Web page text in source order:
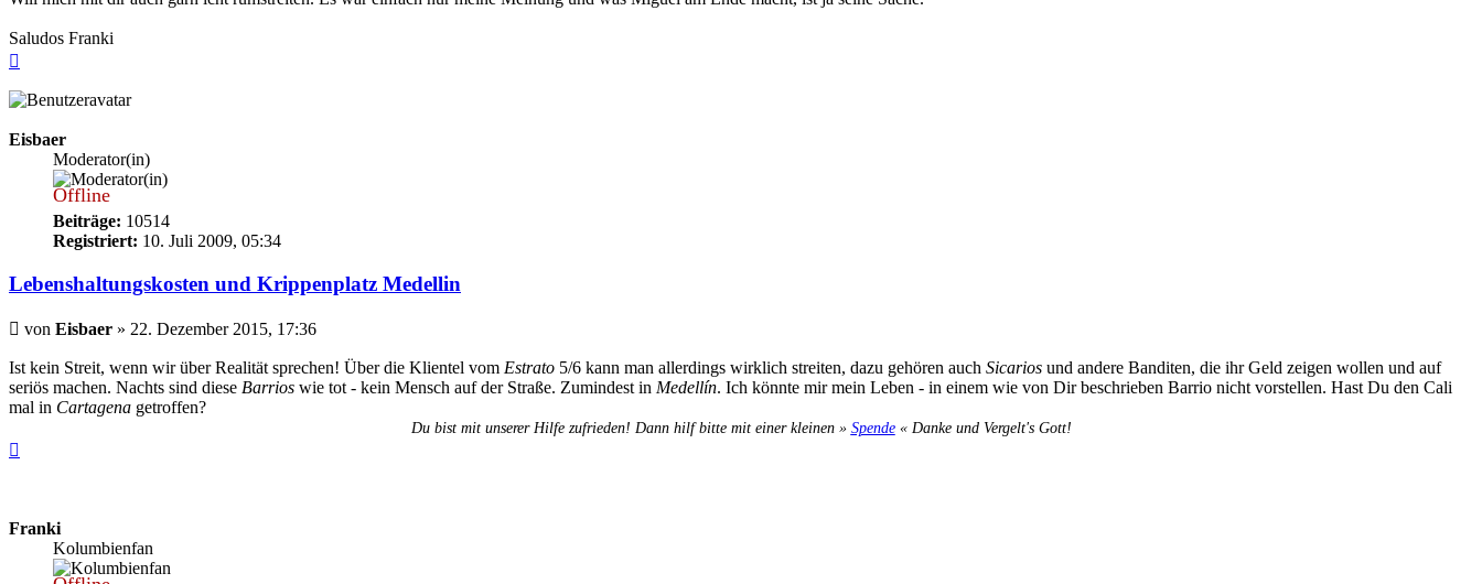
Saludos Franki
Eisbaer
Moderator(in)
Offline
Beiträge: 10514
Registriert: 10. Juli 2009, 05:34
Lebenshaltungskosten und Krippenplatz Medellin
Beitrag
von Eisbaer » 22. Dezember 2015, 17:36
Ist kein Streit, wenn wir über Realität sprechen! Über die Klientel vom Estrato 5/6 kann man allerdings wirklich streiten, dazu gehören auch Sicarios und andere Banditen, die ihr Geld zeigen wollen und auf
seriös machen. Nachts sind diese Barrios wie tot - kein Mensch auf der Straße. Zumindest in Medellín. Ich könnte mir mein Leben - in einem wie von Dir beschrieben Barrio nicht vorstellen. Hast Du den Cali
mal in Cartagena getroffen?
Du bist mit unserer Hilfe zufrieden! Dann hilf bitte mit einer kleinen » Spende« Danke und Vergelt's Gott!
Franki
Kolumbienfan